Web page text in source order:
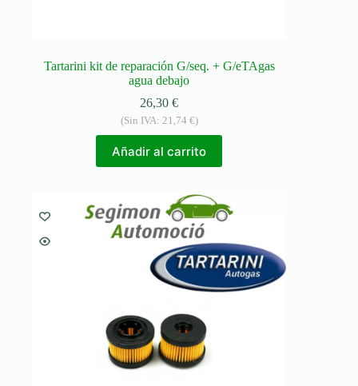
Tartarini kit de reparación G/seq. + G/eTAgas
agua debajo
26,30€
(Sin IVA: 21,74 €)
Añadir al carrito